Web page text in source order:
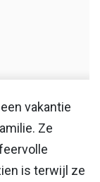
vakantie
Ze
is terwijl ze